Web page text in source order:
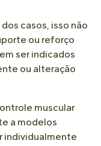
casos, isso não
ou reforço
ser indicados
ou alteração
muscular
a modelos
individualmente